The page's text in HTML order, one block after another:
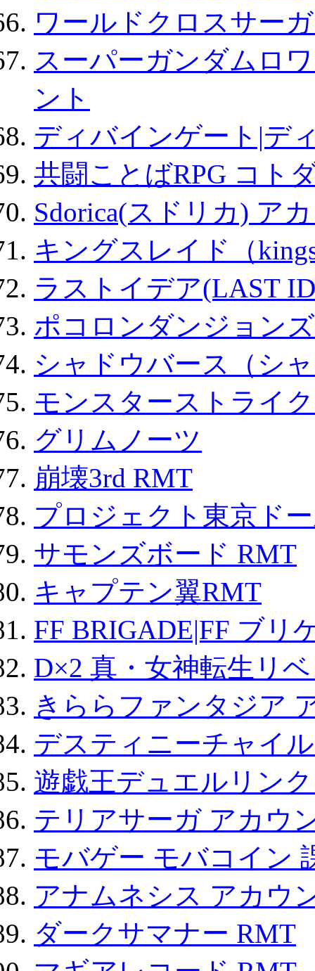
ワールドクロスサー
スーパーガンダムロ
ント
ディバインゲート|デ
共闘ことばRPG コト
Sdorica(スドリカ) ア
キングスレイド（
ラストイデア(LAST
ポコロンダンジョン
シャドウバース（シ
モンスターストライ
グリムノーツ
崩壊3rd RMT
プロジェクト東京ド
サモンズボード RMT
キャプテン翼RMT
FF BRIGADE|FF ブリ
D×2 真・女神転生リ
きららファンタジア
デスティニーチャイ
遊戯王デュエルリン
テリアサーガ アカウ
モバゲー モバコイン
アナムネシス アカウ
ダークサマナー RMT